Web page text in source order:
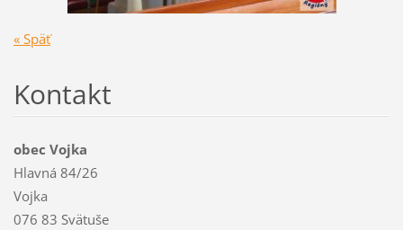
« Späť
Kontakt
obec Vojka
Hlavná 84/26
Vojka
076 83 Svätuše